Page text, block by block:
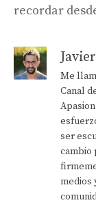
recordar
Me
Canal
ser
cambio
medios